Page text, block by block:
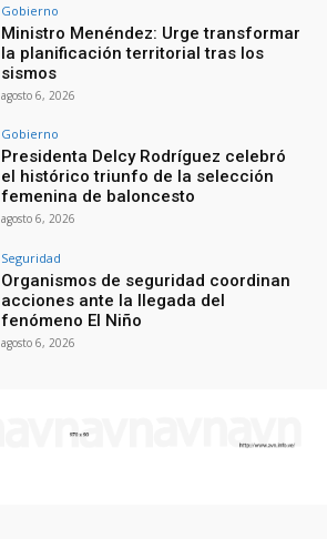
Gobierno
Ministro Menéndez: Urge transformar
la planificación territorial tras los
sismos
agosto 6, 2026
Gobierno
Presidenta Delcy Rodríguez celebró
el histórico triunfo de la selección
femenina de baloncesto
agosto 6, 2026
Seguridad
Organismos de seguridad coordinan
acciones ante la llegada del
fenómeno El Niño
agosto 6, 2026